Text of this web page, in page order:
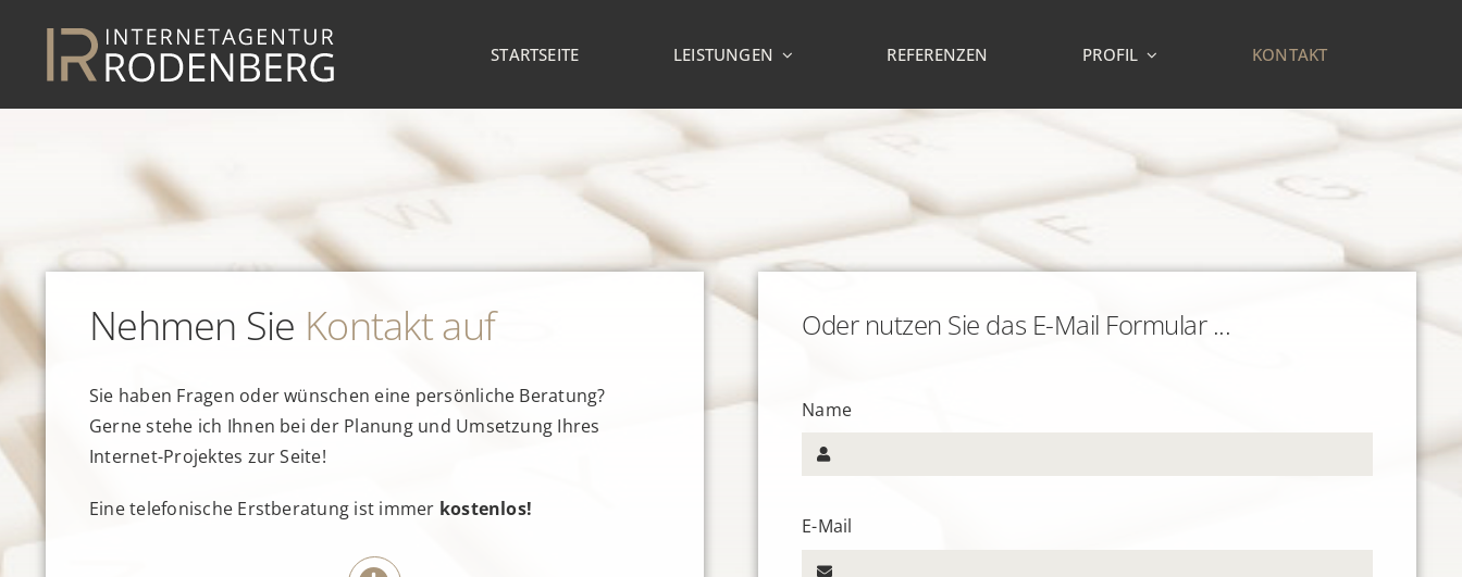
springen
STARTSEITE LEISTUNGEN REFERENZEN PROFIL KONTAKT
Nehmen Sie Kontakt auf
Sie haben Fragen oder wünschen eine persönliche Beratung?
Gerne stehe ich Ihnen bei der Planung und Umsetzung Ihres
Internet-Projektes zur Seite!
Eine telefonische Erstberatung ist immer kostenlos!
Oder nutzen Sie das E-Mail Formular ...
Name
E-Mail